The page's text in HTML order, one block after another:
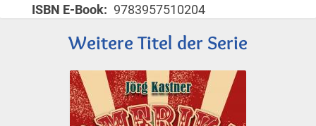
ISBN E-Book
9783957510204
Weitere Titel der Serie